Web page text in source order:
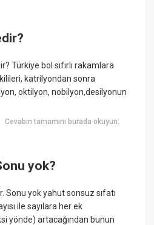
Türkiye bol sıfırlı rakamlara
katrilyondan sonra
oktilyon, nobilyon,desilyonun
Cevabın tamamını burada okuyun:
yok?
Sonu yok yahut sonsuz sıfatı
ile sayılara her ek
yönde) artacağından bunun